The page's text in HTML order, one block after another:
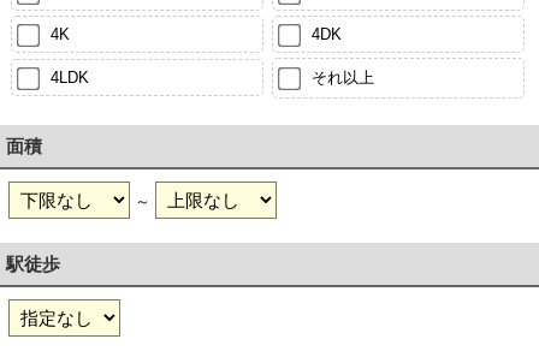
4K 4DK
4LDK それ以上
面積
～
駅徒歩